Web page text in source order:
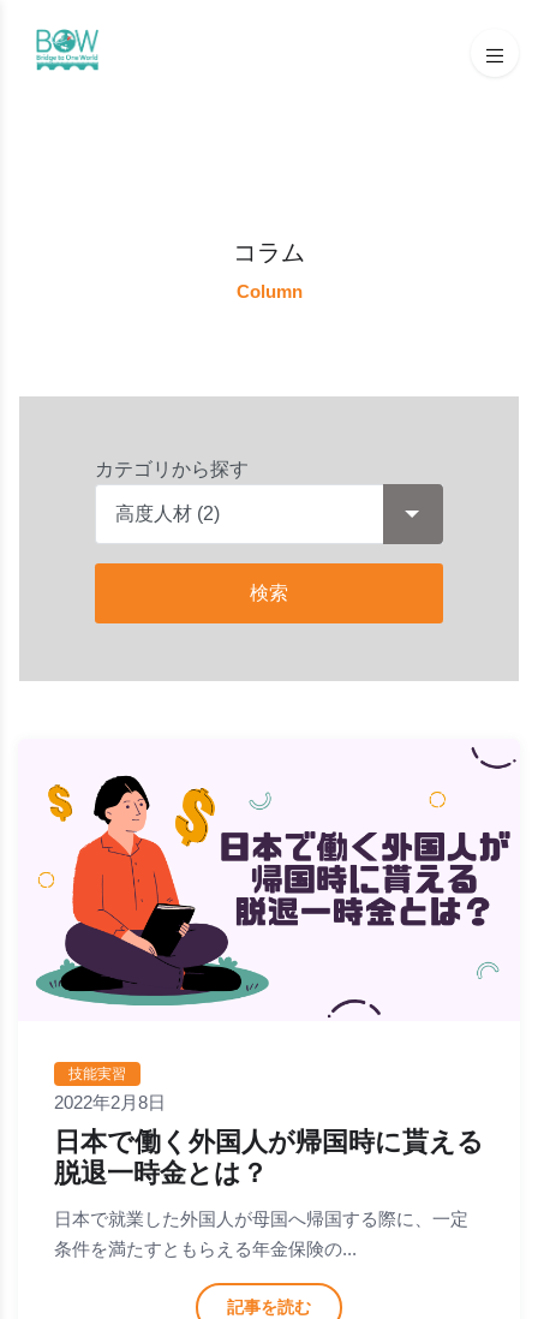
コラム
Column
カテゴリから探す
検索
技能実習
2022年2月8日
日本で働く外国人が帰国時に貰える
脱退一時金とは？
日本で就業した外国人が母国へ帰国する際に、一定
条件を満たすともらえる年金保険の...
記事を読む